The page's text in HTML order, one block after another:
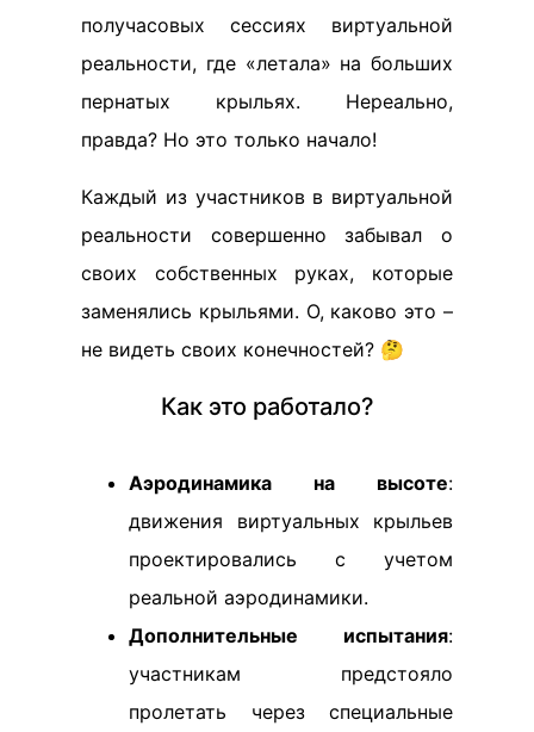
получасовых сессиях виртуальной
реальности, где «летала» на больших
пернатых крыльях. Нереально,
правда? Но это только начало!
Каждый из участников в виртуальной
реальности совершенно забывал о
своих собственных руках, которые
заменялись крыльями. О, каково это –
не видеть своих конечностей? 🤔
Как это работало?
Аэродинамика на высоте:
движения виртуальных крыльев
проектировались с учетом
реальной аэродинамики.
Дополнительные испытания:
участникам предстояло
пролетать через специальные